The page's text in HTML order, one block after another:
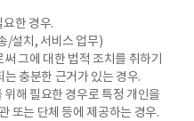
한 경우.
/설치, 서비스 업무)
그에 대한 법적 조치를 취하기
충분한 근거가 있는 경우.
해 필요한 경우로 특정 개인을
또는 단체 등에 제공하는 경우.
-